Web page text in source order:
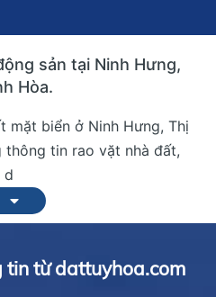
sản tại Ninh Hưng,
Hòa.
mặt biển ở Ninh Hưng, Thị
tin rao vặt nhà đất,
d
từ dattuyhoa.com